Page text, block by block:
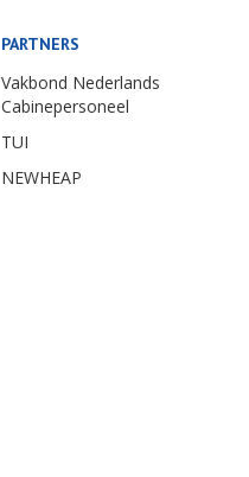
PARTNERS
Vakbond Nederlands
Cabinepersoneel
TUI
NEWHEAP